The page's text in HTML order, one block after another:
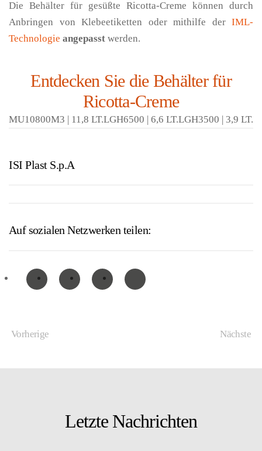
Auf sozialen Netzwerken teilen:
Die Behälter für gesüßte Ricotta-Creme können durch
Anbringen von Klebeetiketten oder mithilfe der IML-
Technologie angepasst werden.
Entdecken Sie die Behälter für
Ricotta-Creme
MU10800M3 | 11,8 LT.LGH6500 | 6,6 LT.LGH3500 | 3,9 LT.
ISI Plast S.p.A
Vorherige Nächste
Letzte Nachrichten